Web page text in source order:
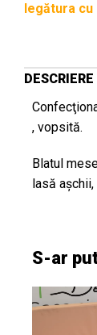
legătura
DESCRIERE
, vopsită.
Blatul
lasă
S-ar